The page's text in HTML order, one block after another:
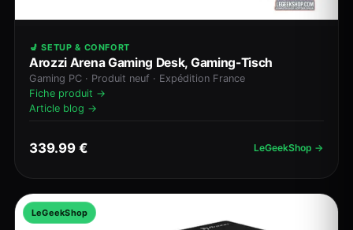
💺 SETUP & CONFORT
Arozzi Arena Gaming Desk, Gaming-Tisch
Gaming PC · Produit neuf · Expédition France
Fiche produit →
Article blog →
339.99 € LeGeekShop →
LeGeekShop